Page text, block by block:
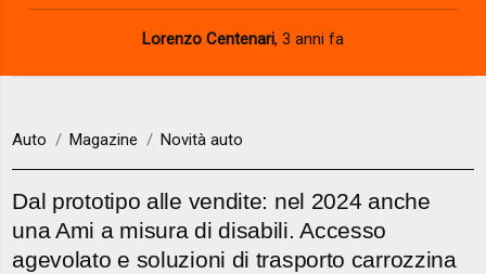
Lorenzo Centenari, 3 anni fa
Auto Magazine Novità auto
Dal prototipo alle vendite: nel 2024 anche
una Ami a misura di disabili. Accesso
agevolato e soluzioni di trasporto carrozzina